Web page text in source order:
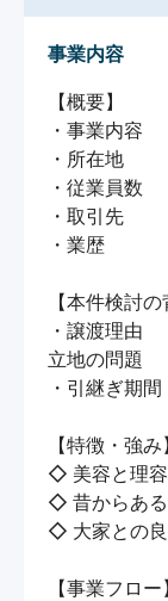
事業内容
【概要】
・事業内容
・所在地　
・従業員数
・取引先　
・業歴　　
【本件検討の
・譲渡理由
立地の問題
・引継ぎ期
【特徴・強み
◇ 美容と理
◇ 昔からある
◇ 大家との良
【事業フロー